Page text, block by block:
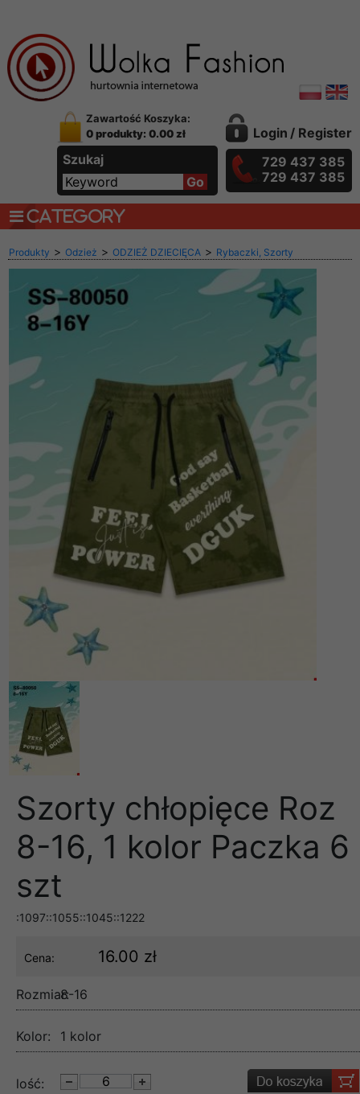
Zawartość Koszyka:
0 produkty: 0.00 zł
Szukaj
Login / Register
729 437 385
729 437 385
CATEGORY
Produkty > Odzież > ODZIEŻ DZIECIĘCA > Rybaczki, Szorty
Szorty chłopięce Roz
8-16, 1 kolor Paczka 6
szt
:1097::1055::1045::1222
Cena: 16.00 zł
Rozmiar:8-16
Kolor: 1 kolor
lość: